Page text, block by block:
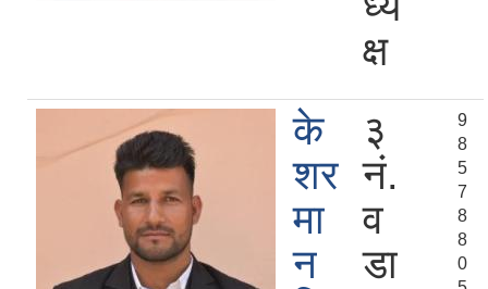
क्ष
के
शर
मा
न
३
नं.
व
डा
9
8
5
7
8
8
0